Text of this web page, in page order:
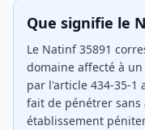
Que signifie le
Le Natinf 35891
domaine affecté à
par l'article 434-35-1
fait de pénétrer
établissement